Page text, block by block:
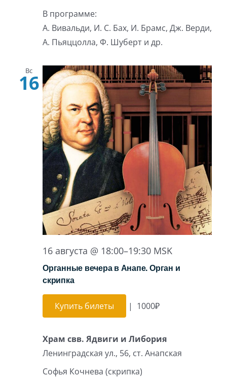
В программе:
А. Вивальди, И. С. Бах, И. Брамс, Дж. Верди,
А. Пьяццолла, Ф. Шуберт и др.
Вс
16
16 августа @ 18:00–19:30 MSK
Органные вечера в Анапе. Орган и
скрипка
Купить билеты | 1000₽
Храм свв. Ядвиги и Либория
Ленинградская ул., 56, ст. Анапская
Софья Кочнева (скрипка)